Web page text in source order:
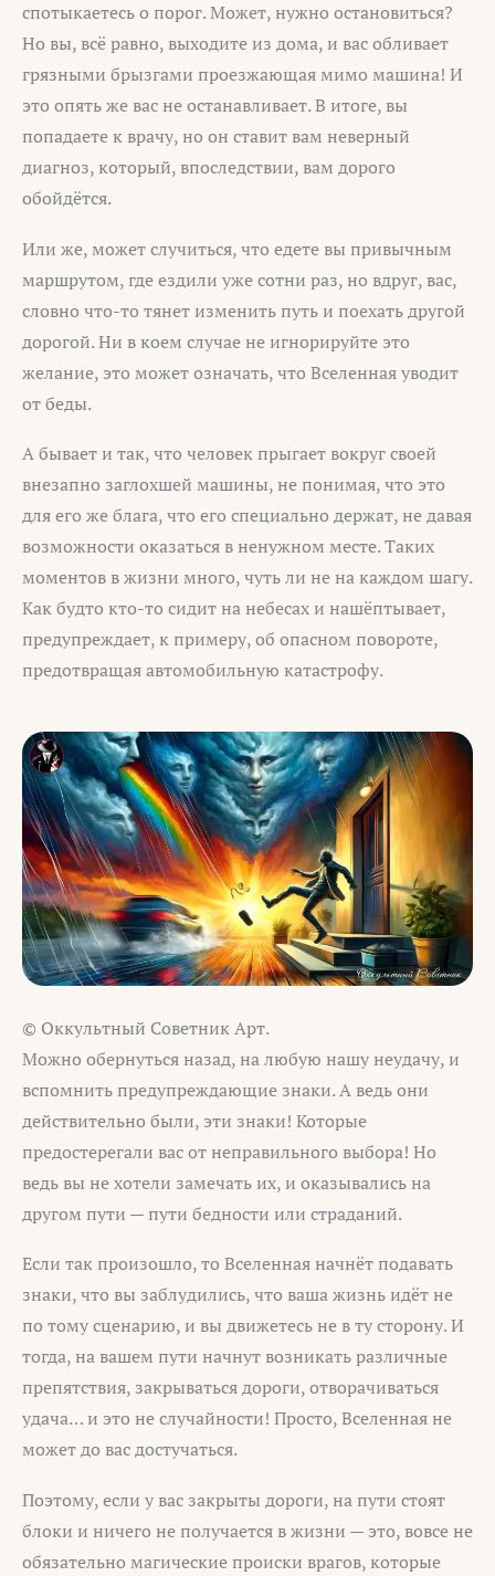
спотыкаетесь о порог. Может, нужно остановиться?
Но вы, всё равно, выходите из дома, и вас обливает
грязными брызгами проезжающая мимо машина! И
это опять же вас не останавливает. В итоге, вы
попадаете к врачу, но он ставит вам неверный
диагноз, который, впоследствии, вам дорого
обойдётся.
Или же, может случиться, что едете вы привычным
маршрутом, где ездили уже сотни раз, но вдруг, вас,
словно что-то тянет изменить путь и поехать другой
дорогой. Ни в коем случае не игнорируйте это
желание, это может означать, что Вселенная уводит
от беды.
А бывает и так, что человек прыгает вокруг своей
внезапно заглохшей машины, не понимая, что это
для его же блага, что его специально держат, не давая
возможности оказаться в ненужном месте. Таких
моментов в жизни много, чуть ли не на каждом шагу.
Как будто кто-то сидит на небесах и нашёптывает,
предупреждает, к примеру, об опасном повороте,
предотвращая автомобильную катастрофу.
© Оккультный Советник Арт.
Можно обернуться назад, на любую нашу неудачу, и
вспомнить предупреждающие знаки. А ведь они
действительно были, эти знаки! Которые
предостерегали вас от неправильного выбора! Но
ведь вы не хотели замечать их, и оказывались на
другом пути — пути бедности или страданий.
Если так произошло, то Вселенная начнёт подавать
знаки, что вы заблудились, что ваша жизнь идёт не
по тому сценарию, и вы движетесь не в ту сторону. И
тогда, на вашем пути начнут возникать различные
препятствия, закрываться дороги, отворачиваться
удача… и это не случайности! Просто, Вселенная не
может до вас достучаться.
Поэтому, если у вас закрыты дороги, на пути стоят
блоки и ничего не получается в жизни — это, вовсе не
обязательно магические происки врагов, которые